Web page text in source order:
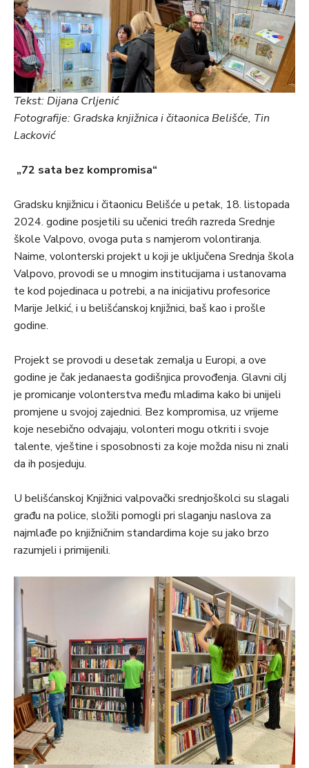
Tekst: Dijana Crljenić
Fotografije: Gradska knjižnica i čitaonica Belišće, Tin
Lacković
„72 sata bez kompromisa“
Gradsku knjižnicu i čitaonicu Belišće u petak, 18. listopada
2024. godine posjetili su učenici trećih razreda Srednje
škole Valpovo, ovoga puta s namjerom volontiranja.
Naime, volonterski projekt u koji je uključena Srednja škola
Valpovo, provodi se u mnogim institucijama i ustanovama
te kod pojedinaca u potrebi, a na inicijativu profesorice
Marije Jelkić, i u belišćanskoj knjižnici, baš kao i prošle
godine.
Projekt se provodi u desetak zemalja u Europi, a ove
godine je čak jedanaesta godišnjica provođenja. Glavni cilj
je promicanje volonterstva među mladima kako bi unijeli
promjene u svojoj zajednici. Bez kompromisa, uz vrijeme
koje nesebično odvajaju, volonteri mogu otkriti i svoje
talente, vještine i sposobnosti za koje možda nisu ni znali
da ih posjeduju.
U belišćanskoj Knjižnici valpovački srednjoškolci su slagali
građu na police, složili pomogli pri slaganju naslova za
najmlađe po knjižničnim standardima koje su jako brzo
razumjeli i primijenili.